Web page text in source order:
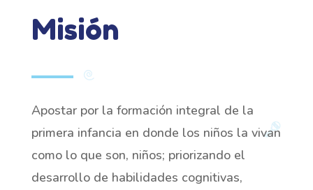
Misión
Apostar por la formación integral de la
primera infancia en donde los niños la vivan
como lo que son, niños; priorizando el
desarrollo de habilidades cognitivas,